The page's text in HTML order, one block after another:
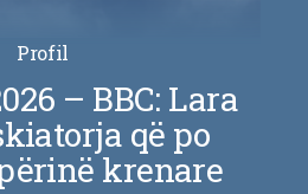
Profil
– BBC: Lara
që po
krenare